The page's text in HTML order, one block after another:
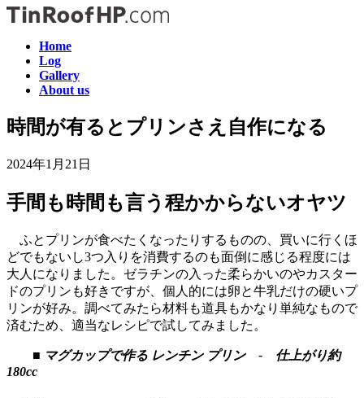
コ
ス
キ
プ
ナ
ン
に
動
Home
Log
Gallery
About us
時間が有るとプリンさえ自作になる
2024年1月21日
手間も時間も言う程かからないオヤツ
ふとプリンが食べたくなったりするものの、買いに行くほ
どでもないし3つ入りを消費するのも面倒に感じる程度には
大人になりました。ゼラチンの入った柔らかいのやカスター
ドのプリンも好きですが、個人的には卵と牛乳だけの硬いプ
リンが好み。調べてみたら材料も道具もかなり単純なもので
済むため、適当なレシピで試してみました。
■ マグカップで作る レンチン プリン - 仕上がり約
180cc